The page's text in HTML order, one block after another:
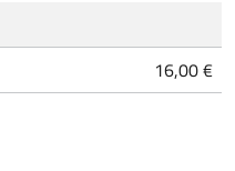
16,00 €